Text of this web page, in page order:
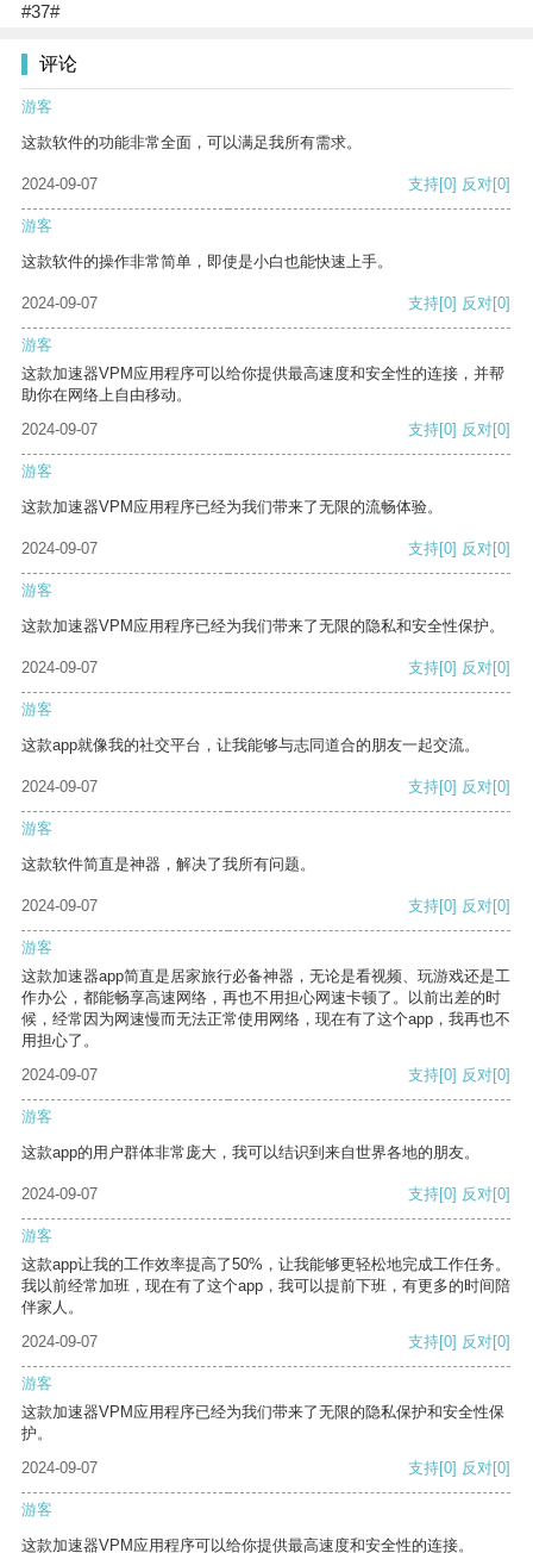
#37#
评论
游客
这款软件的功能非常全面，可以满足我所有需求。
2024-09-07 支持[0] 反对[0]
游客
这款软件的操作非常简单，即使是小白也能快速上手。
2024-09-07 支持[0] 反对[0]
游客
这款加速器VPM应用程序可以给你提供最高速度和安全性的连接，并帮
助你在网络上自由移动。
2024-09-07
支持[0] 反对[0]
游客
这款加速器VPM应用程序已经为我们带来了无限的流畅体验。
2024-09-07 支持[0] 反对[0]
游客
这款加速器VPM应用程序已经为我们带来了无限的隐私和安全性保护。
2024-09-07 支持[0] 反对[0]
游客
这款app就像我的社交平台，让我能够与志同道合的朋友一起交流。
2024-09-07 支持[0] 反对[0]
游客
这款软件简直是神器，解决了我所有问题。
2024-09-07 支持[0] 反对[0]
游客
这款加速器app简直是居家旅行必备神器，无论是看视频、玩游戏还是工
作办公，都能畅享高速网络，再也不用担心网速卡顿了。以前出差的时
候，经常因为网速慢而无法正常使用网络，现在有了这个app，我再也不
用担心了。
2024-09-07
支持[0] 反对[0]
游客
这款app的用户群体非常庞大，我可以结识到来自世界各地的朋友。
2024-09-07 支持[0] 反对[0]
游客
这款app让我的工作效率提高了50%，让我能够更轻松地完成工作任务。
我以前经常加班，现在有了这个app，我可以提前下班，有更多的时间陪
伴家人。
2024-09-07
支持[0] 反对[0]
游客
这款加速器VPM应用程序已经为我们带来了无限的隐私保护和安全性保
护。
2024-09-07
支持[0] 反对[0]
游客
这款加速器VPM应用程序可以给你提供最高速度和安全性的连接。